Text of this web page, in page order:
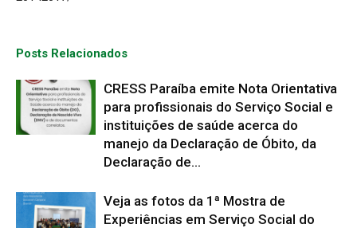
Posts Relacionados
CRESS Paraíba emite Nota Orientativa
para profissionais do Serviço Social e
instituições de saúde acerca do
manejo da Declaração de Óbito, da
Declaração de...
Veja as fotos da 1ª Mostra de
Experiências em Serviço Social do